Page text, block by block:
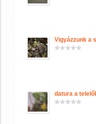
Vigyázzunk a
datura a